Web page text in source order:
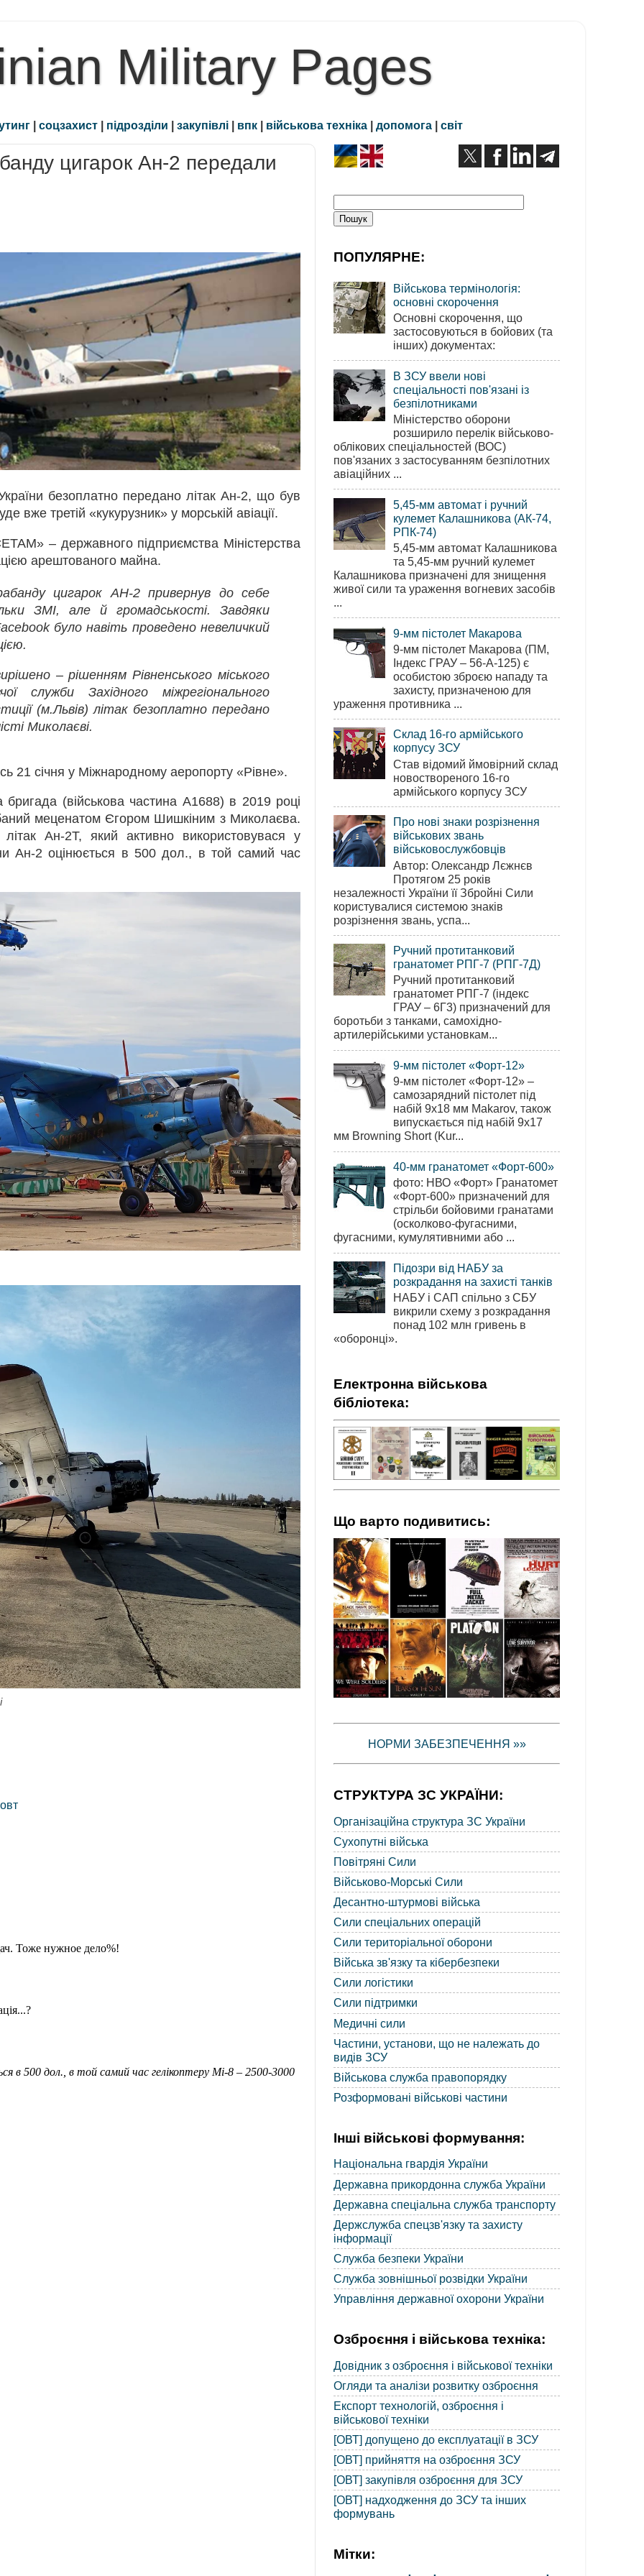
Military Pages
| соцзахист | підрозділи | закупівлі | впк | військова техніка | допомога | світ
цигарок Ан-2 передали
безоплатно передано літак Ан-2, що був
вже третій «кукурузник» у морській авіації.
– державного підприємства Міністерства
арештованого майна.
цигарок АН-2 привернув до себе
ЗМІ, але й громадськості. Завдяки
було навіть проведено невеличкий
– рішенням Рівненського міського
служби Західного міжрегіонального
(м.Львів) літак безоплатно передано
Миколаєві.
21 січня у Міжнародному аеропорту «Рівне».
(військова частина А1688) в 2019 році
меценатом Єгором Шишкіним з Миколаєва.
Ан-2Т, який активно використовувася у
Ан-2 оцінюється в 500 дол., в той самий час
ПОПУЛЯРНЕ:
Військова термінологія:
основні скорочення
Основні скорочення, що
застосовуються в бойових (та
інших) документах:
В ЗСУ ввели нові
спеціальності пов'язані із
безпілотниками
Міністерство оборони
розширило перелік військово-
облікових спеціальностей (ВОС)
пов'язаних з застосуванням безпілотних
авіаційних ...
5,45-мм автомат і ручний
кулемет Калашникова (АК-74,
РПК-74)
5,45-мм автомат Калашникова
та 5,45-мм ручний кулемет
Калашникова призначені для знищення
живої сили та ураження вогневих засобів
...
9-мм пістолет Макарова
9-мм пістолет Макарова (ПМ,
Індекс ГРАУ – 56-А-125) є
особистою зброєю нападу та
захисту, призначеною для
ураження противника ...
Склад 16-го армійського
корпусу ЗСУ
Став відомий ймовірний склад
новоствореного 16-го
армійського корпусу ЗСУ
Про нові знаки розрізнення
військових звань
військовослужбовців
Автор: Олександр Лєжнєв
Протягом 25 років
незалежності України її Збройні Сили
користувалися системою знаків
розрізнення звань, успа...
Ручний протитанковий
гранатомет РПГ-7 (РПГ-7Д)
Ручний протитанковий
гранатомет РПГ-7 (індекс
ГРАУ – 6Г3) призначений для
боротьби з танками, самохідно-
артилерійськими установкам...
9-мм пістолет «Форт-12»
9-мм пістолет «Форт-12» –
самозарядний пістолет під
набій 9х18 мм Makarov, також
випускається під набій 9х17
мм Browning Short (Kur...
40-мм гранатомет «Форт-600»
фото: НВО «Форт» Гранатомет
«Форт-600» призначений для
стрільби бойовими гранатами
(осколково-фугасними,
фугасними, кумулятивними або ...
Підозри від НАБУ за
розкрадання на захисті танків
НАБУ і САП спільно з СБУ
викрили схему з розкрадання
понад 102 млн гривень в
«оборонці».
Електронна військова
бібліотека:
Що варто подивитись:
НОРМИ ЗАБЕЗПЕЧЕННЯ »»
СТРУКТУРА ЗС УКРАЇНИ:
Організаційна структура ЗС України
Сухопутні війська
Повітряні Сили
Військово-Морські Сили
Десантно-штурмові війська
Сили спеціальних операцій
Сили територіальної оборони
Війська зв'язку та кібербезпеки
Сили логістики
Сили підтримки
Медичні сили
Частини, установи, що не належать до
видів ЗСУ
Військова служба правопорядку
Розформовані військові частини
Інші військові формування:
Національна гвардія України
Державна прикордонна служба України
Державна спеціальна служба транспорту
Держслужба спецзв'язку та захисту
інформації
Служба безпеки України
Служба зовнішньої розвідки України
Управління державної охорони України
Озброєння і військова техніка:
Довідник з озброєння і військової техніки
Огляди та аналізи розвитку озброєння
Експорт технологій, озброєння і
військової техніки
[ОВТ] допущено до експлуатації в ЗСУ
[ОВТ] прийняття на озброєння ЗСУ
[ОВТ] закупівля озброєння для ЗСУ
[ОВТ] надходження до ЗСУ та інших
формувань
Мітки: